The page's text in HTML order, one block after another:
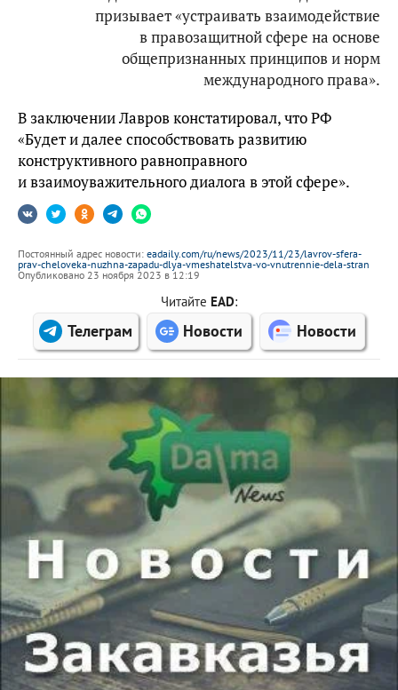
призывает «устраивать взаимодействие
в правозащитной сфере на основе
общепризнанных принципов и норм
международного права».
В заключении Лавров констатировал, что РФ
«Будет и далее способствовать развитию
конструктивного равноправного
и взаимоуважительного диалога в этой сфере».
Постоянный адрес новости: eadaily.com/ru/news/2023/11/23/lavrov-sfera-
prav-cheloveka-nuzhna-zapadu-dlya-vmeshatelstva-vo-vnutrennie-dela-stran
Опубликовано 23 ноября 2023 в 12:19
Читайте EAD:
Телеграм Новости Новости